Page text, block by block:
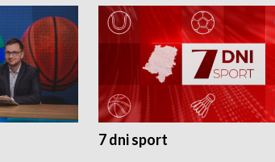
7 dni sport